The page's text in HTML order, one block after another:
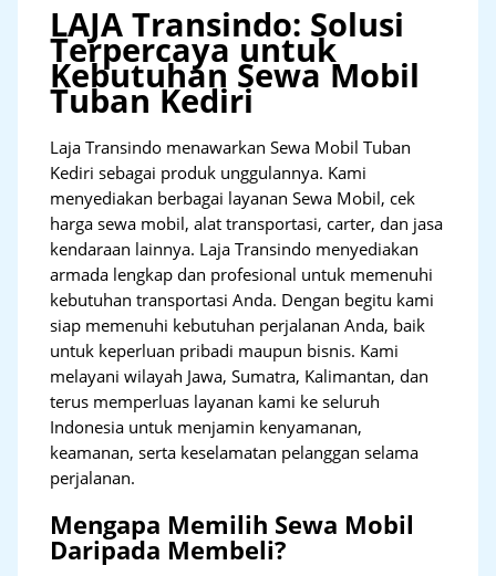
LAJA Transindo: Solusi
Terpercaya untuk
Kebutuhan Sewa Mobil
Tuban Kediri
Laja Transindo menawarkan Sewa Mobil Tuban
Kediri sebagai produk unggulannya. Kami
menyediakan berbagai layanan Sewa Mobil, cek
harga sewa mobil, alat transportasi, carter, dan jasa
kendaraan lainnya. Laja Transindo menyediakan
armada lengkap dan profesional untuk memenuhi
kebutuhan transportasi Anda. Dengan begitu kami
siap memenuhi kebutuhan perjalanan Anda, baik
untuk keperluan pribadi maupun bisnis. Kami
melayani wilayah Jawa, Sumatra, Kalimantan, dan
terus memperluas layanan kami ke seluruh
Indonesia untuk menjamin kenyamanan,
keamanan, serta keselamatan pelanggan selama
perjalanan.
Mengapa Memilih Sewa Mobil
Daripada Membeli?